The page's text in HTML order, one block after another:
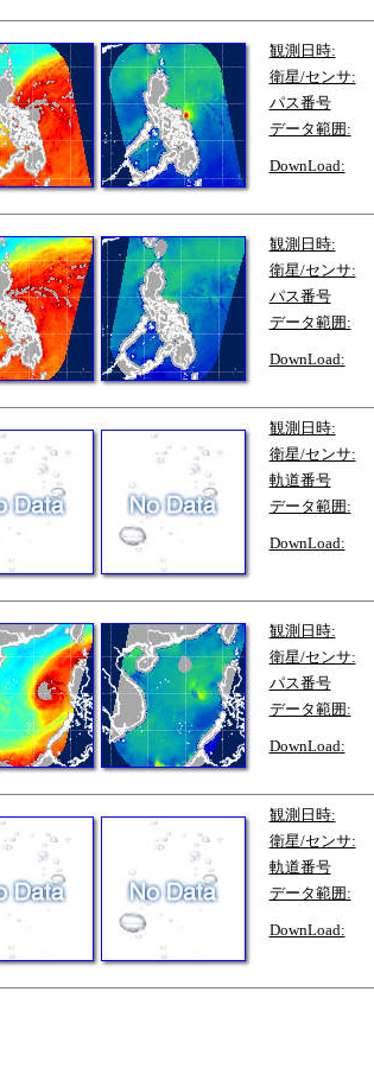
観測日時:
衛星/センサ:
パス番号
データ範囲:
DownLoad:
観測日時:
衛星/センサ:
パス番号
データ範囲:
DownLoad:
観測日時:
衛星/センサ:
軌道番号
データ範囲:
DownLoad:
観測日時:
衛星/センサ:
パス番号
データ範囲:
DownLoad:
観測日時:
衛星/センサ:
軌道番号
データ範囲:
DownLoad: